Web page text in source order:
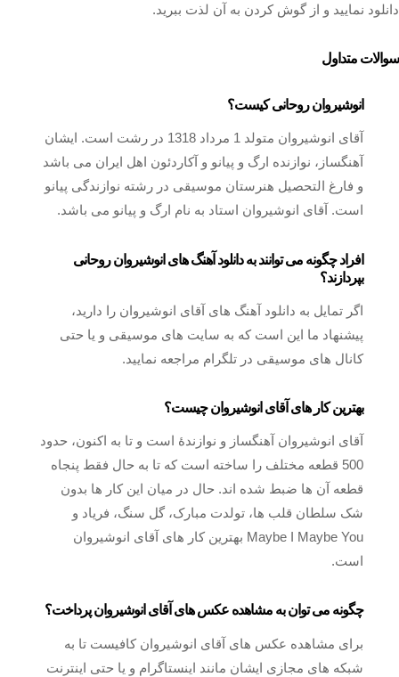
دانلود نمایید و از گوش کردن به آن لذت ببرید.
سوالات متداول
انوشیروان روحانی کیست؟
آقای انوشیروان متولد 1 مرداد 1318 در رشت است. ایشان
آهنگساز، نوازنده ارگ و پیانو و آکاردئون اهل ایران می باشد
و فارغ التحصیل هنرستان موسیقی در رشته نوازندگی پیانو
است. آقای انوشیروان استاد به نام ارگ و پیانو می باشد.
افراد چگونه می توانند به دانلود آهنگ های انوشیروان روحانی
بپردازند؟
اگر تمایل به دانلود آهنگ های آقای انوشیروان را دارید،
پیشنهاد ما این است که به سایت های موسیقی و یا حتی
کانال های موسیقی در تلگرام مراجعه نمایید.
بهترین کار های آقای انوشیروان چیست؟
آقای انوشیروان آهنگساز و نوازندهٔ است و تا به اکنون، حدود
500 قطعه مختلف را ساخته است که تا به حال فقط پنجاه
قطعه آن ها ضبط شده اند. حال در میان این کار ها بدون
شک سلطان قلب ها، تولدت مبارک، گل سنگ، فریاد و
Maybe I Maybe You بهترین کار های آقای انوشیروان
است.
چگونه می توان به مشاهده عکس های آقای انوشیروان پرداخت؟
برای مشاهده عکس های آقای انوشیروان کافیست تا به
شبکه‌ های مجازی ایشان مانند اینستاگرام و یا حتی اینترنت